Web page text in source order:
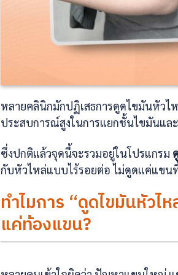
หลายคลินิกมักปฏิเสธการดูดไขมันหัวไ
ประสบการณ์สูงในการแยกชั้นไขมันแล
ซึ่งปกติแล้วจุดนี้จะรวมอยู่ในโปรแกรม
กับหัวไหล่แบบไร้รอยต่อ ไม่ดูดแค่แขน
ทำไมการ “ดูดไขมันหัว
แค่ท้องแขน?